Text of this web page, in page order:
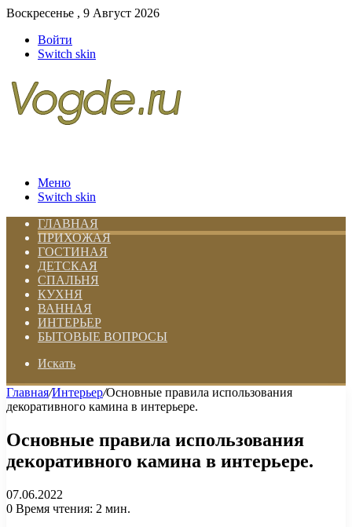
Воскресенье , 9 Август 2026
Войти
Switch skin
Меню
Switch skin
ГЛАВНАЯ
ПРИХОЖАЯ
ГОСТИНАЯ
ДЕТСКАЯ
СПАЛЬНЯ
КУХНЯ
ВАННАЯ
ИНТЕРЬЕР
БЫТОВЫЕ ВОПРОСЫ
Искать
Главная/Интерьер/Основные правила использования
декоративного камина в интерьере.
Основные правила использования
декоративного камина в интерьере.
07.06.2022
0 Время чтения: 2 мин.